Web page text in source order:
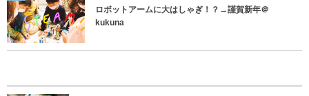
ロボットアームに大はしゃぎ！？→謹賀新年＠
kukuna